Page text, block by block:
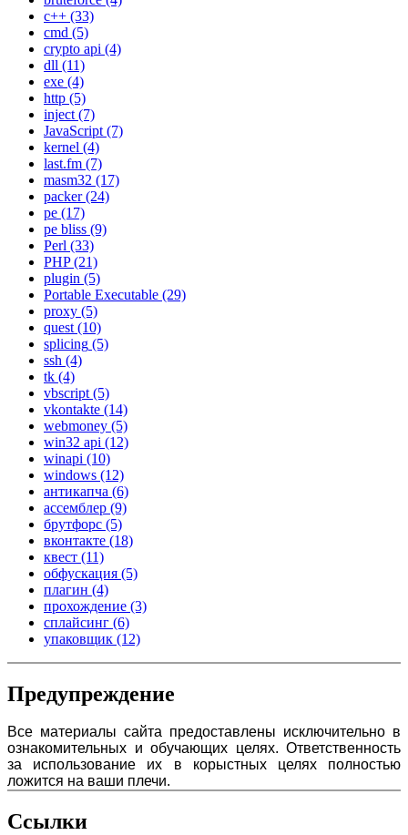
c++ (33)
cmd (5)
crypto api (4)
dll (11)
exe (4)
http (5)
inject (7)
JavaScript (7)
kernel (4)
last.fm (7)
masm32 (17)
packer(24)
pe (17)
pe bliss (9)
Perl (33)
PHP(21)
plugin (5)
Portable Executable (29)
proxy (5)
quest (10)
splicing (5)
ssh (4)
tk (4)
vbscript (5)
vkontakte (14)
webmoney (5)
win32 api (12)
winapi (10)
windows (12)
антикапча (6)
ассемблер (9)
брутфорс (5)
вконтакте (18)
квест (11)
обфускация (5)
плагин (4)
прохождение (3)
сплайсинг (6)
упаковщик (12)
Предупреждение
Все материалы сайта предоставлены исключительно в
ознакомительных и обучающих целях. Ответственность
за использование их в корыстных целях полностью
ложится на ваши плечи.
Ссылки